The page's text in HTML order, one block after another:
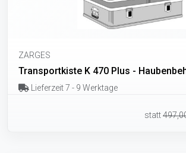
ZARGES
Transportkiste K 470 Plus -
Lieferzeit 7 - 9 Werktage
statt